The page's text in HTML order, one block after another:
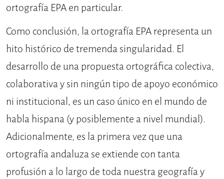
ortografía EPA en particular.
Como conclusión, la ortogra­fía EPA representa un
hito histórico de tremenda singularidad. El
desarrollo de una propuesta ortográfica colecti­va,
colaborativa y sin ningún tipo de apoyo económico
ni institucional, es un caso único en el mundo de
habla hispana (y posiblemente a nivel mun­dial).
Adicionalmente, es la primera vez que una
ortografía andaluza se extiende con tanta
profusión a lo largo de toda nuestra geografía y